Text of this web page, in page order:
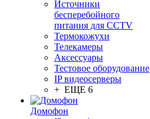
Источники
бесперебойного
питания для CCTV
Термокожухи
Телекамеры
Аксессуары
Тестовое оборудование
IP видеосерверы
+ ЕЩЕ 6
Домофон